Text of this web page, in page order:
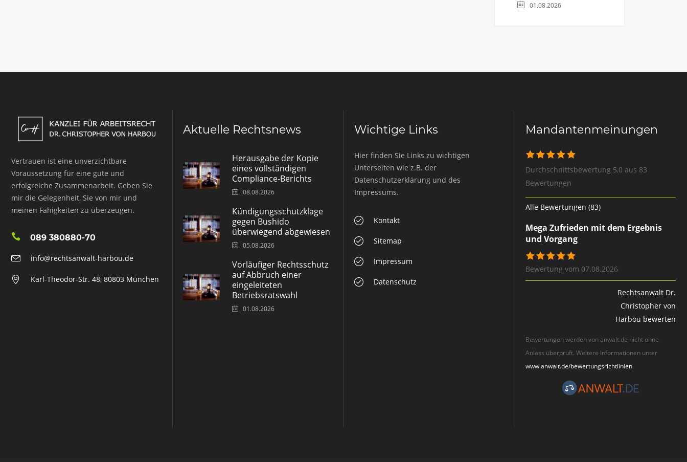
01.08.2026
Vertrauen ist eine unverzichtbare
Voraussetzung für eine gute und
erfolgreiche Zusammenarbeit. Geben Sie
mir die Gelegenheit, Sie von mir und
meinen Fähigkeiten zu überzeugen.
089 380880-70
info@rechtsanwalt-harbou.de
Karl-Theodor-Str. 48, 80803 München
Aktuelle Rechtsnews
Herausgabe der Kopie
eines vollständigen
Compliance-Berichts
08.08.2026
Kündigungsschutzklage
gegen Bushido
überwiegend abgewiesen
05.08.2026
Vorläufiger Rechtsschutz
auf Abbruch einer
eingeleiteten
Betriebsratswahl
01.08.2026
Wichtige Links
Hier finden Sie Links zu wichtigen
Unterseiten wie z.B. der
Datenschutzerklärung und des
Impressums.
Kontakt
Sitemap
Impressum
Datenschutz
Mandantenmeinungen
Durchschnittsbewertung 5,0 aus 83
Bewertungen
Alle Bewertungen (83)
Mega Zufrieden mit dem Ergebnis
und Vorgang
Bewertung vom 07.08.2026
Rechtsanwalt Dr.
Christopher von
Harbou bewerten
Bewertungen werden von anwalt.de nicht ohne
Anlass überprüft. Weitere Informationen unter
www.anwalt.de/bewertungsrichtlinien.